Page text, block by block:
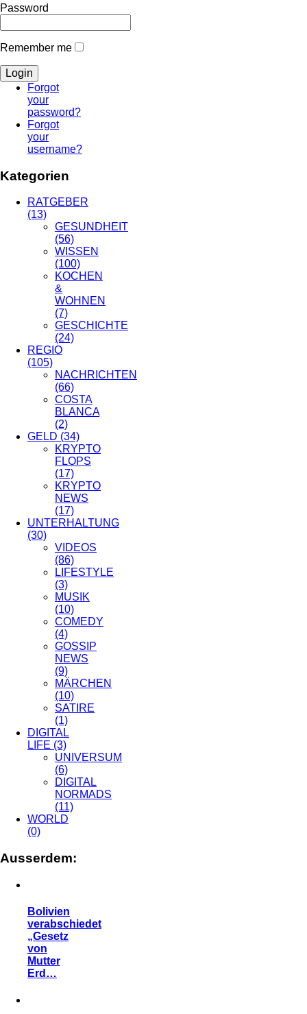
Password
Remember me
Forgot
your
password?
Forgot
your
username?
Kategorien
RATGEBER
(13)
GESUNDHEIT
(56)
WISSEN
(100)
KOCHEN
&
WOHNEN
(7)
GESCHICHTE
(24)
REGIO
(105)
NACHRICHTEN
(66)
COSTA
BLANCA
(2)
GELD (34)
KRYPTO
FLOPS
(17)
KRYPTO
NEWS
(17)
UNTERHALTUNG
(30)
VIDEOS
(86)
LIFESTYLE
(3)
MUSIK
(10)
COMEDY
(4)
GOSSIP
NEWS
(9)
MÄRCHEN
(10)
SATIRE
(1)
DIGITAL
LIFE (3)
UNIVERSUM
(6)
DIGITAL
NORMADS
(11)
WORLD
(0)
Ausserdem:
Bolivien
verabschiedet
„Gesetz
von
Mutter
Erd…